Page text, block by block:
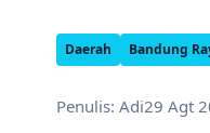
Daerah Bandung
Penulis: Adi29 Agt